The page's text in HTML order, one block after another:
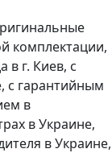
комплектации,
в г. Киев, с
с гарантийным
в
в Украине,
в Украине,